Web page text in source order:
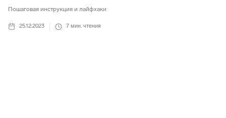
Пошаговая инструкция и лайфхаки
25.12.2023 7 мин. чтения